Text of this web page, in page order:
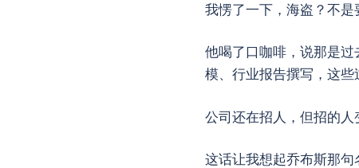
我愣了一下，海盗？不
他喝了口咖啡，说那是
模、行业报告撰写，这
公司还在招人，但招的
这话让我想起乔布斯那